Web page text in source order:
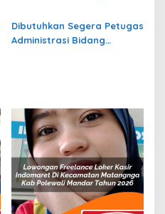
di Kepulauan Sangihe
Terbaru
Dibutuhkan Segera Petugas
Administrasi Bidang